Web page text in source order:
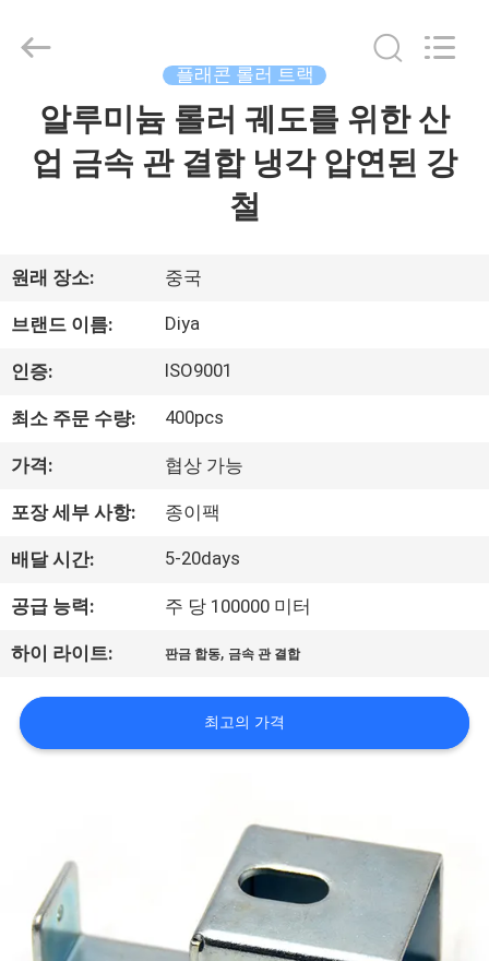
회
사
소
공
장
견
학
품
Industrial
Reserved.
플래콘 롤러 트랙
알루미늄 롤러 궤도를 위한 산
업 금속 관 결합 냉각 압연된 강
철
원래 장소: 중국
브랜드 이름: Diya
인증: ISO9001
최소 주문 수량: 400pcs
가격: 협상 가능
포장 세부 사항: 종이팩
배달 시간: 5-20days
공급 능력: 주 당 100000 미터
하이 라이트: 판금 합동, 금속 관 결합
최고의 가격